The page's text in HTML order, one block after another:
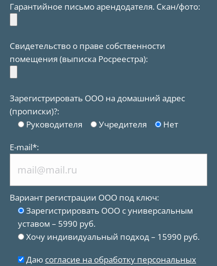
Гарантийное письмо арендодателя. Скан/фото:
Свидетельство о праве собственности
помещения (выписка Росреестра):
Зарегистрировать ООО на домашний адрес
(прописки)?:
Руководителя
Учредителя Нет
Е-mail*:
Вариант регистрации ООО под ключ:
Зарегистрировать ООО с универсальным
уставом – 5990 руб.
Хочу индивидуальный подход – 15990 руб.
Даю согласие на обработку персональных